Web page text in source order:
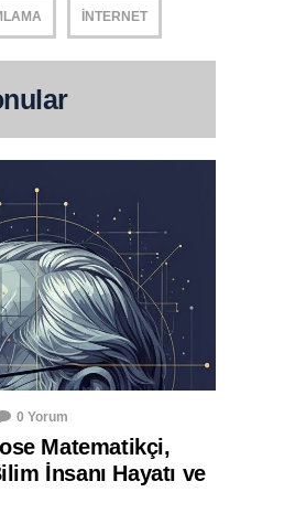
İNTERNET
0 Yorum
Matematikçi,
İnsanı Hayatı ve